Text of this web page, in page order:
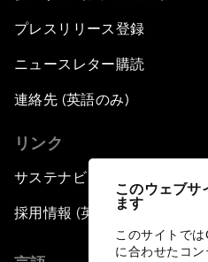
このウェブサ
ます
このサイトで
に合わせたコ
プレスリリース登録
ニュースレター購読
連絡先 (英語のみ)
リンク
サステナビリティへの取り組
採用情報 (英語のみ)